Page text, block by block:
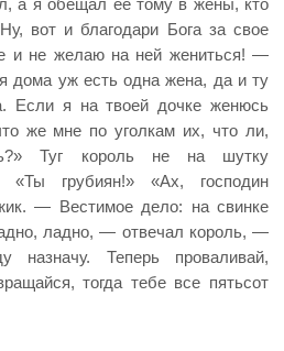
а я обещал ее тому в жены, кто
вот и благодари Бога за свое
и не желаю на ней жениться! —
дома уж есть одна жена, да и ту
Если я на твоей дочке женюсь
же мне по уголкам их, что ли,
Туг король не на шутку
«Ты грубиян!» «Ах, господин
— Вестимое дело: на свинке
ладно, — отвечал король, —
назначу. Теперь проваливай,
тогда тебе все пятьсот